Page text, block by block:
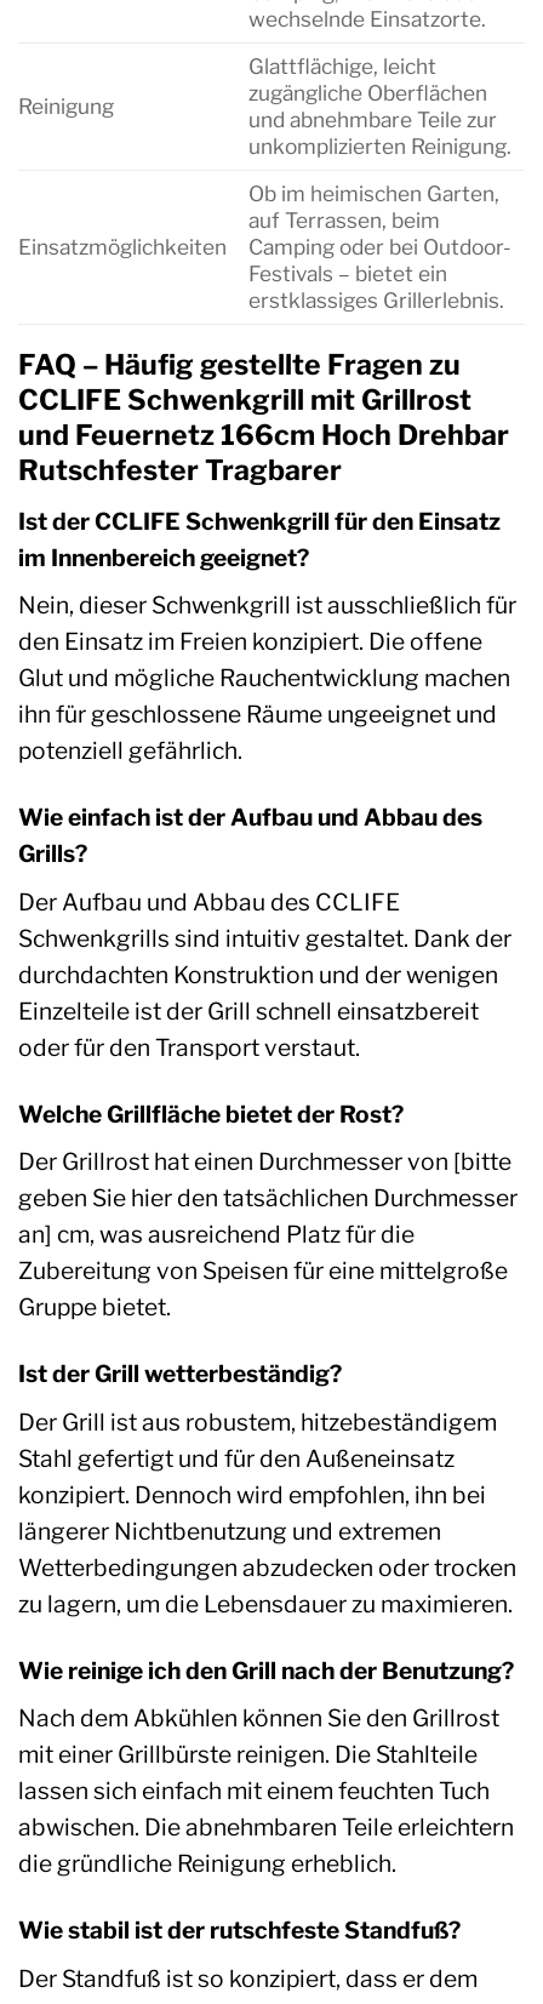
wechselnde Einsatzorte.
Reinigung
Glattflächige, leicht
zugängliche Oberflächen
und abnehmbare Teile zur
unkomplizierten Reinigung.
Einsatzmöglichkeiten
Ob im heimischen Garten,
auf Terrassen, beim
Camping oder bei Outdoor-
Festivals – bietet ein
erstklassiges Grillerlebnis.
FAQ – Häufig gestellte Fragen zu
CCLIFE Schwenkgrill mit Grillrost
und Feuernetz 166cm Hoch Drehbar
Rutschfester Tragbarer
Ist der CCLIFE Schwenkgrill für den Einsatz
im Innenbereich geeignet?
Nein, dieser Schwenkgrill ist ausschließlich für
den Einsatz im Freien konzipiert. Die offene
Glut und mögliche Rauchentwicklung machen
ihn für geschlossene Räume ungeeignet und
potenziell gefährlich.
Wie einfach ist der Aufbau und Abbau des
Grills?
Der Aufbau und Abbau des CCLIFE
Schwenkgrills sind intuitiv gestaltet. Dank der
durchdachten Konstruktion und der wenigen
Einzelteile ist der Grill schnell einsatzbereit
oder für den Transport verstaut.
Welche Grillfläche bietet der Rost?
Der Grillrost hat einen Durchmesser von [bitte
geben Sie hier den tatsächlichen Durchmesser
an] cm, was ausreichend Platz für die
Zubereitung von Speisen für eine mittelgroße
Gruppe bietet.
Ist der Grill wetterbeständig?
Der Grill ist aus robustem, hitzebeständigem
Stahl gefertigt und für den Außeneinsatz
konzipiert. Dennoch wird empfohlen, ihn bei
längerer Nichtbenutzung und extremen
Wetterbedingungen abzudecken oder trocken
zu lagern, um die Lebensdauer zu maximieren.
Wie reinige ich den Grill nach der Benutzung?
Nach dem Abkühlen können Sie den Grillrost
mit einer Grillbürste reinigen. Die Stahlteile
lassen sich einfach mit einem feuchten Tuch
abwischen. Die abnehmbaren Teile erleichtern
die gründliche Reinigung erheblich.
Wie stabil ist der rutschfeste Standfuß?
Der Standfuß ist so konzipiert, dass er dem